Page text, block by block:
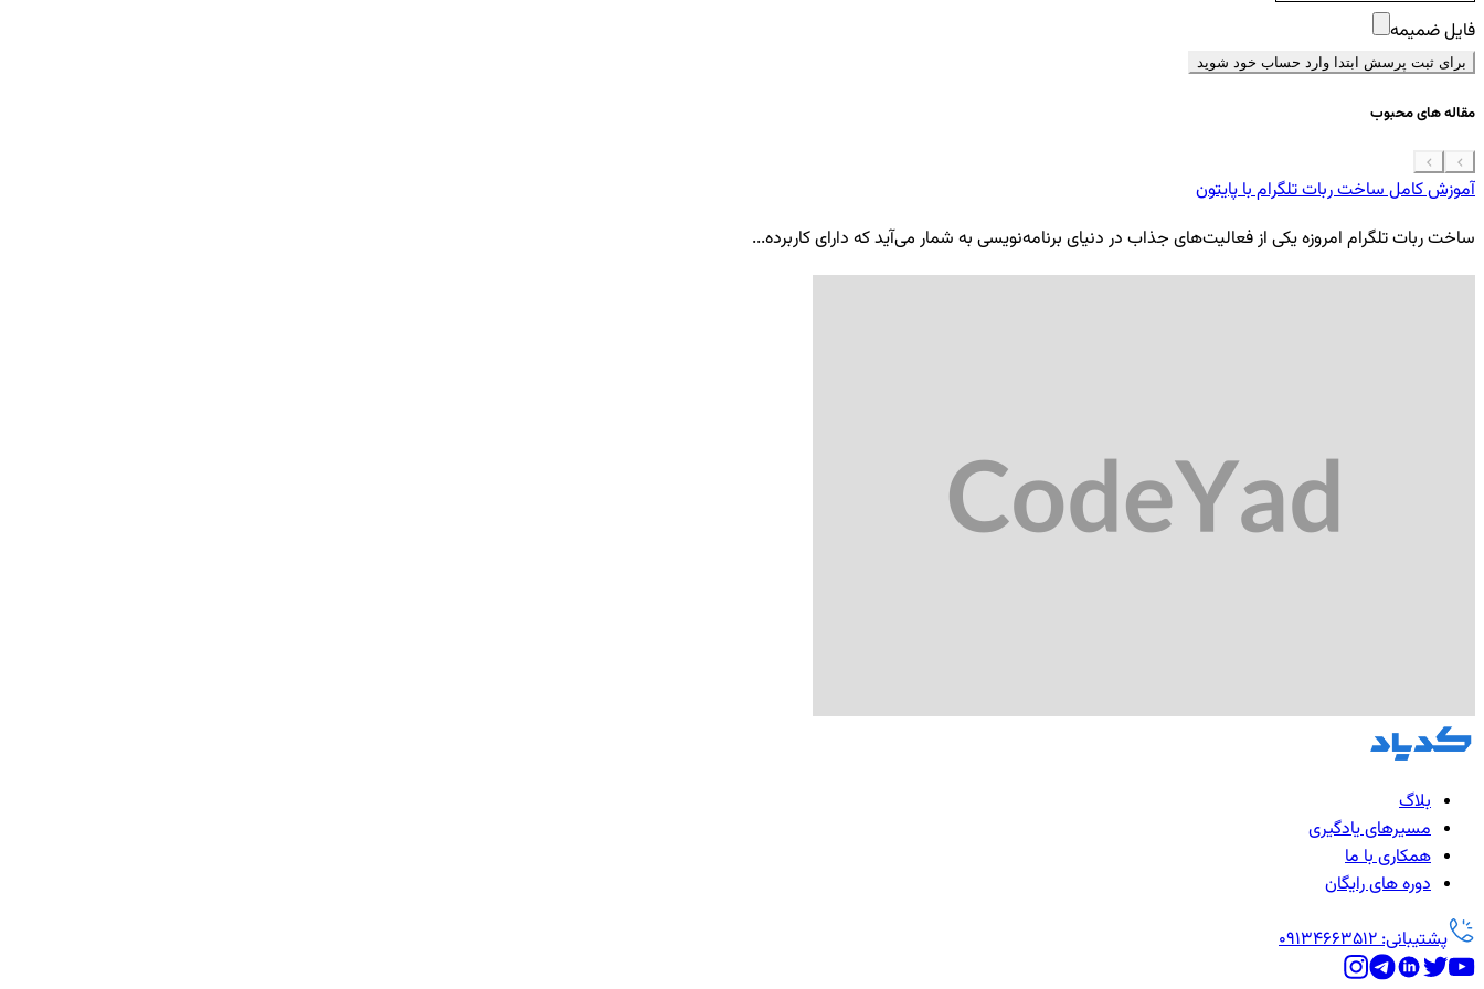
فایل ضمیمه
برای ثبت پرسش ابتدا وارد حساب خود شوید
مقاله های محبوب
آموزش کامل ساخت ربات تلگرام با پایتون
ساخت ربات تلگرام امروزه یکی از فعالیت‌های جذاب در دنیای برنامه‌نویسی به شمار می‌آید که دارای کاربرده...
بلاگ
مسیرهای یادگیری
همکاری با ما
دوره های رایگان
پشتیبانی: 09134663512